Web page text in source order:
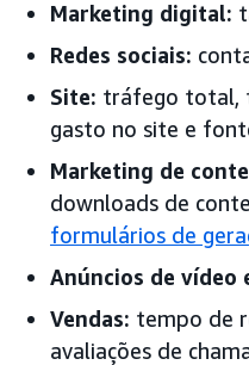
Marketing digital:
Redes sociais:
Site: tráfego total,
gasto no site e
Marketing de
downloads de
formulários de
Anúncios de vídeo
Vendas: tempo de
avaliações de